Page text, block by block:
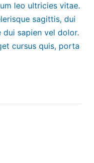
leo ultricies vitae.
sagittis, dui
dui sapien vel dolor.
cursus quis, porta